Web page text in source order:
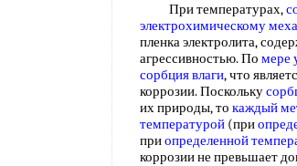
При температурах,
электрохимическому
пленка электролита,
агрессивностью. По мере
сорбция влаги, что
коррозии. Поскольку
их природы, то каждый
температурой (при
приопределенной
коррозии не превьшает